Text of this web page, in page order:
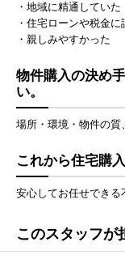
・地域に精通していた
・住宅ローンや税金に
・親しみやすかった
物件購入の決め
い。
場所・環境・物件の質
これから住宅購
安心してお任せできる
このスタッフが